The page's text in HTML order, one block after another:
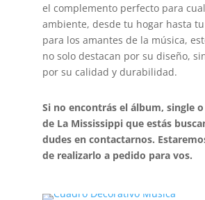
el complemento perfecto para
ambiente, desde tu hogar hasta
para los amantes de la música,
no solo destacan por su diseño,
por su calidad y durabilidad.
Si no encontrás el álbum, single
de La Mississippi que estás
dudes en contactarnos.
de realizarlo a pedido para vos.